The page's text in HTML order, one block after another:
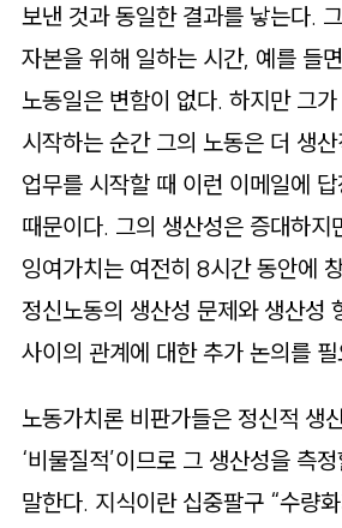
보낸 것과 동일한 결과를 낳는다.
자본을 위해 일하는 시간, 예를 들
노동일은 변함이 없다. 하지만 그
시작하는 순간 그의 노동은 더 생
업무를 시작할 때 이런 이메일에
때문이다. 그의 생산성은 증대하지
잉여가치는 여전히 8시간 동안에
정신노동의 생산성 문제와 생산성
사이의 관계에 대한 추가 논의를
노동가치론 비판가들은 정신적 생
‘비물질적’이므로 그 생산성을 측
말한다. 지식이란 십중팔구 “수량